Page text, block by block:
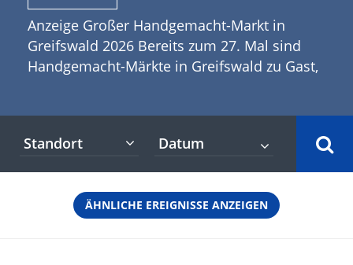
Anzeige Großer Handgemacht-Markt in
Greifswald 2026 Bereits zum 27. Mal sind
Handgemacht-Märkte in Greifswald zu Gast,
die aus der Region, aber auch aus der
gesamten Bundesrepublik nach Greifswald
kommen. Eine kleine Marktgastronomie lädt
zum Verweilen ein. [rule type="basic"]
Standort
ÄHNLICHE EREIGNISSE ANZEIGEN